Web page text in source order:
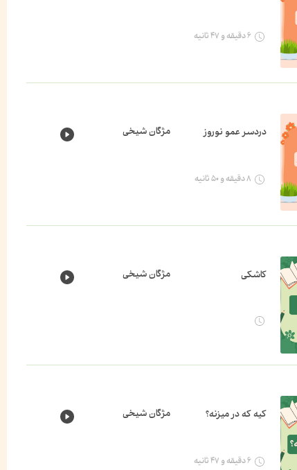
۶ دقیقه و ۴۷ ثانیه
دردسر عمو نوروز مژگان شیخی
۸ دقیقه و ۵۰ ثانیه
کاشکی مژگان شیخی
کیه که در میزنه؟ مژگان شیخی
۶ دقیقه و ۴۷ ثانیه